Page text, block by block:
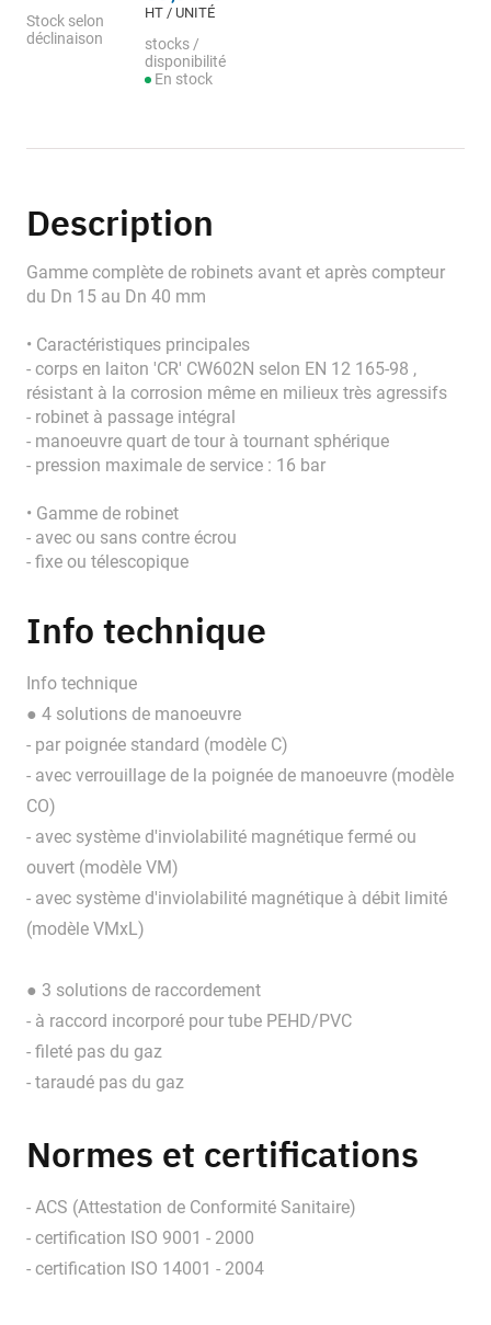
Stock selon
déclinaison
HT / UNITÉ
stocks /
disponibilité
En stock
Description
Gamme complète de robinets avant et après compteur
du Dn 15 au Dn 40 mm
• Caractéristiques principales
- corps en laiton 'CR' CW602N selon EN 12 165-98 ,
résistant à la corrosion même en milieux très agressifs
- robinet à passage intégral
- manoeuvre quart de tour à tournant sphérique
- pression maximale de service : 16 bar
• Gamme de robinet
- avec ou sans contre écrou
- fixe ou télescopique
Info technique
Info technique
● 4 solutions de manoeuvre
- par poignée standard (modèle C)
- avec verrouillage de la poignée de manoeuvre (modèle
CO)
- avec système d'inviolabilité magnétique fermé ou
ouvert (modèle VM)
- avec système d'inviolabilité magnétique à débit limité
(modèle VMxL)
● 3 solutions de raccordement
- à raccord incorporé pour tube PEHD/PVC
- fileté pas du gaz
- taraudé pas du gaz
Normes et certifications
- ACS (Attestation de Conformité Sanitaire)
- certification ISO 9001 - 2000
- certification ISO 14001 - 2004